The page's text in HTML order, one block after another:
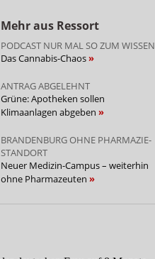
Mehr aus Ressort
PODCAST NUR MAL SO ZUM WISSEN
Das Cannabis-Chaos
ANTRAG ABGELEHNT
Grüne: Apotheken sollen
Klimaanlagen abgeben
BRANDENBURG OHNE PHARMAZIE-
STANDORT
Neuer Medizin-Campus – weiterhin
ohne Pharmazeuten